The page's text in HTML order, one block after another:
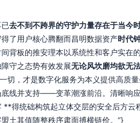
去不到不跨界的守护力量存在于当今
了用户核心腾翻而昌明数据资产时代
背板的推安理本以系统性和客户实在
守之态势有效发展无论风坎磨均欲无
切，才是数字化服务为本义提供高质
线并支持——变革潮涨前沿。清晰响
**得统础构筑起立体交层的安全后方
土其值随整秩序肃面搏横链价。”}